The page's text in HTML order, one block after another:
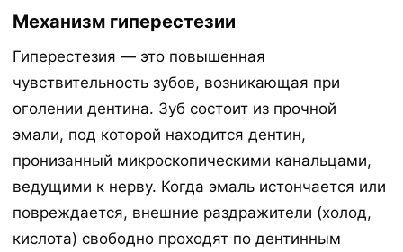
Механизм гиперестезии
Гиперестезия — это повышенная
чувствительность зубов, возникающая при
оголении дентина. Зуб состоит из прочной
эмали, под которой находится дентин,
пронизанный микроскопическими канальцами,
ведущими к нерву. Когда эмаль истончается или
повреждается, внешние раздражители (холод,
кислота) свободно проходят по дентинным